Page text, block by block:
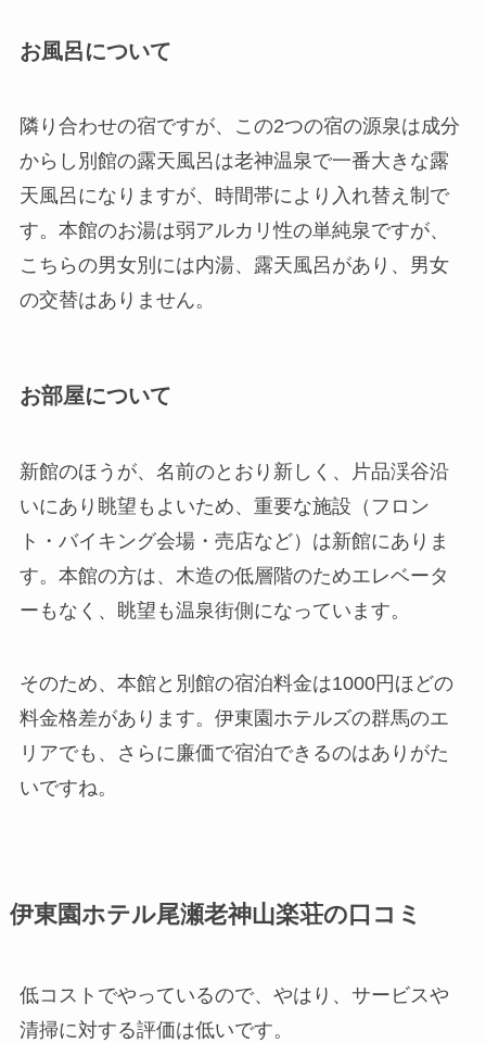
お風呂について
隣り合わせの宿ですが、この2つの宿の源泉は成分
からし別館の露天風呂は老神温泉で一番大きな露
天風呂になりますが、時間帯により入れ替え制で
す。本館のお湯は弱アルカリ性の単純泉ですが、
こちらの男女別には内湯、露天風呂があり、男女
の交替はありません。
お部屋について
新館のほうが、名前のとおり新しく、片品渓谷沿
いにあり眺望もよいため、重要な施設（フロン
ト・バイキング会場・売店など）は新館にありま
す。本館の方は、木造の低層階のためエレベータ
ーもなく、眺望も温泉街側になっています。
そのため、本館と別館の宿泊料金は1000円ほどの
料金格差があります。伊東園ホテルズの群馬のエ
リアでも、さらに廉価で宿泊できるのはありがた
いですね。
伊東園ホテル尾瀬老神山楽荘の口コミ
低コストでやっているので、やはり、サービスや
清掃に対する評価は低いです。